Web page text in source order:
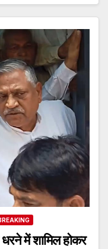
में शामिल होकर